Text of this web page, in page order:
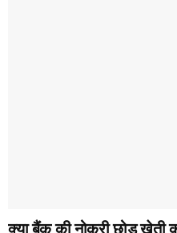
क्या बैंक की नोकरी छोड़ खेती